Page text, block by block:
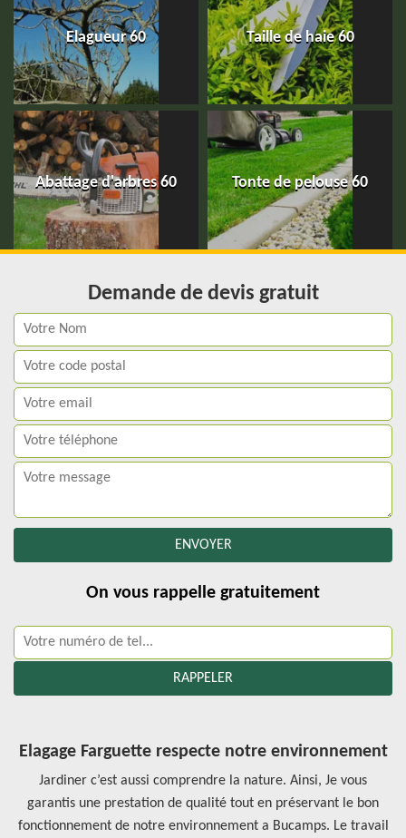
Elagueur 60 Taille de haie 60
Abattage d'arbres 60 Tonte de pelouse 60
Demande de devis gratuit
On vous rappelle gratuitement
Elagage Farguette respecte notre environnement
Jardiner c’est aussi comprendre la nature. Ainsi, Je vous
garantis une prestation de qualité tout en préservant le bon
fonctionnement de notre environnement a Bucamps. Le travail